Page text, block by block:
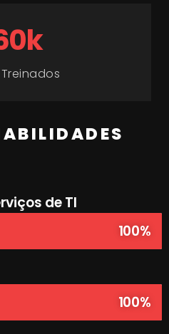
de TI
100%
100%